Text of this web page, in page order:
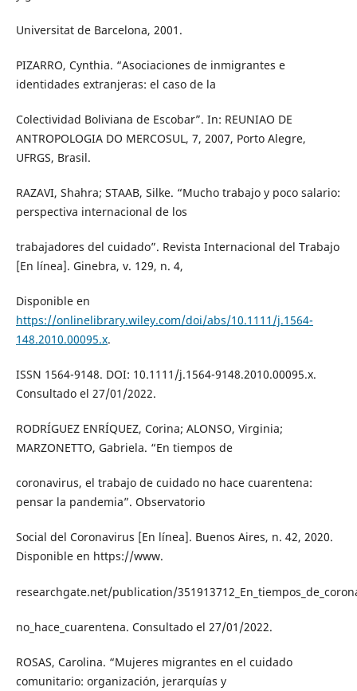
Universitat de Barcelona, 2001.
PIZARRO, Cynthia. “Asociaciones de inmigrantes e
identidades extranjeras: el caso de la
Colectividad Boliviana de Escobar”. In: REUNIAO DE
ANTROPOLOGIA DO MERCOSUL, 7, 2007, Porto Alegre,
UFRGS, Brasil.
RAZAVI, Shahra; STAAB, Silke. “Mucho trabajo y poco salario:
perspectiva internacional de los
trabajadores del cuidado”. Revista Internacional del Trabajo
[En línea]. Ginebra, v. 129, n. 4,
Disponible en
https://onlinelibrary.wiley.com/doi/abs/10.1111/j.1564-
148.2010.00095.x.
ISSN 1564-9148. DOI: 10.1111/j.1564-9148.2010.00095.x.
Consultado el 27/01/2022.
RODRÍGUEZ ENRÍQUEZ, Corina; ALONSO, Virginia;
MARZONETTO, Gabriela. “En tiempos de
coronavirus, el trabajo de cuidado no hace cuarentena:
pensar la pandemia”. Observatorio
Social del Coronavirus [En línea]. Buenos Aires, n. 42, 2020.
Disponible en https://www.
researchgate.net/publication/
no_hace_cuarentena. Consultado el 27/01/2022.
ROSAS, Carolina. “Mujeres migrantes en el cuidado
comunitario: organización, jerarquías y